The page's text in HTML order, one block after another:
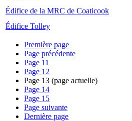
Édifice de la MRC de Coaticook
Édifice Tolley
Première page
Page précédente
Page 11
Page 12
Page 13 (page actuelle)
Page 14
Page 15
Page suivante
Dernière page